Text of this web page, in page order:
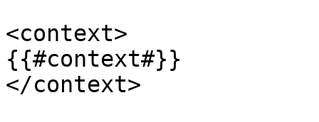
<context>
{{#context#}}
</context>